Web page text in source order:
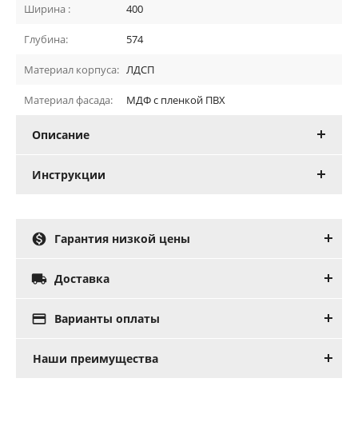
Ширина : 400
Глубина: 574
Материал корпуса: ЛДСП
Материал фасада: МДФ с пленкой ПВХ
Описание
Инструкции
 Гарантия низкой цены
 Доставка
 Варианты оплаты
Наши преимущества